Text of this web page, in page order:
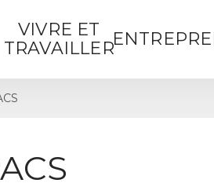
VIVRE ET
TRAVAILLER